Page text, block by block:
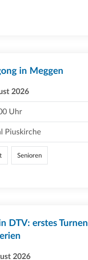
in Meggen
2026
Uhr
Piuskirche
Senioren
DTV: erstes Turnen
2026